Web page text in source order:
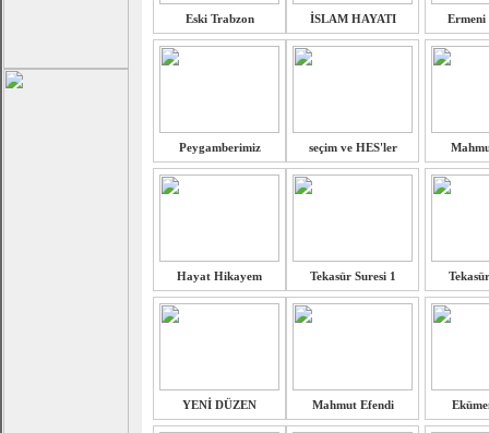
Eski Trabzon İSLAM HAYATI Ermeni
Peygamberimiz seçim ve HES'ler
Hayat Hikayem Tekasür Suresi 1
YENİ DÜZEN Mahmut Efendi